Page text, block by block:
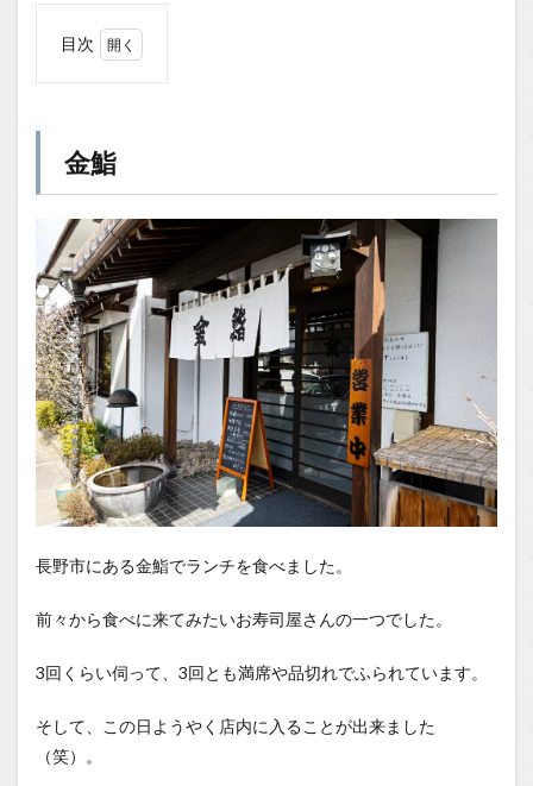
目次
場所
1.2
You
Tube
1.2.1
はいし
ゃの食
べ歩き
You
Tubeチ
ャンネ
ル
金鮨
長野市にある金鮨でランチを食べました。
前々から食べに来てみたいお寿司屋さんの一つでした。
3回くらい伺って、3回とも満席や品切れでふられています。
そして、この日ようやく店内に入ることが出来ました
（笑）。